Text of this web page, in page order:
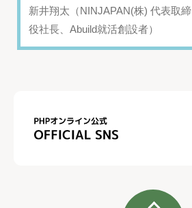
新井翔太（NINJAPAN(株) 代表取締
役社長、Abuild就活創設者）